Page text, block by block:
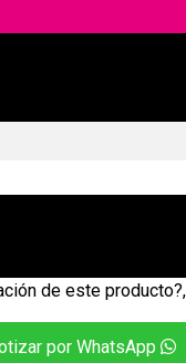
de este
por WhatsApp